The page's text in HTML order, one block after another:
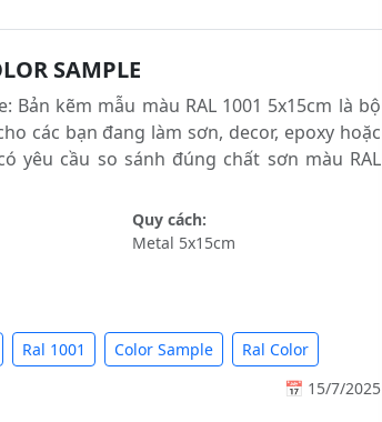
SAMPLE
Bản kẽm mẫu màu RAL 1001 5x15cm là bộ
các bạn đang làm sơn, decor, epoxy hoặc
yêu cầu so sánh đúng chất sơn màu RAL
Quy cách:
Metal 5x15cm
Ral 1001 Color Sample
Ral Color
📅 15/7/2025